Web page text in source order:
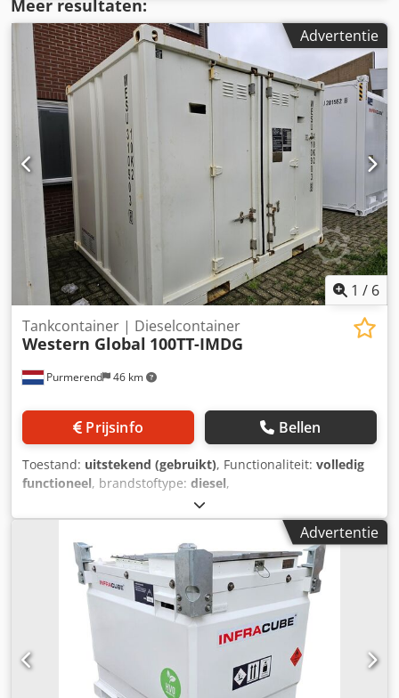
Meer resultaten:
Advertentie
1 / 6
Purmerend 46 km
Tankcontainer | Dieselcontainer
Western Global 100TT-IMDG
Prijsinfo Bellen
Toestand: uitstekend (gebruikt), Functionaliteit: volledig
functioneel, brandstoftype: diesel,
8.745 l
3.700 kg, leeggewicht:3.700 kg, Bouwjaar:2020,
machine-/voertuignummer:
, Western Global
100TT-IMDG Tankcontainer / Transtainer (for transport and
storage of Diesel fuel) 4 units available - Capacity 8745 liter
- dimensions (mm) 2991 x 2438 x 2438 - pockets for
forksleevs Dcjdpfx Afext H I Eoljk - twistlock on upper- and
bottumcorners - Pumpcabinet with doors - 70 liter per
minute pump capacity 230 Volt - 15 meters of hose with
automatic nozzle Complies with: - CSC ISO fuel tank
container - ADR and IMDG - RID, ULC, UL142, UN, USDoT,
Advertentie